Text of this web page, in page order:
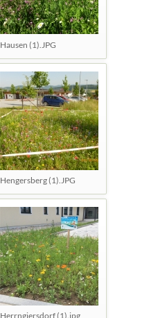
Hausen (1).JPG
Hengersberg (1).JPG
Herrngiersdorf (1).jpg